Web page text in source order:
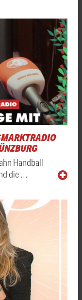
Handball
die …